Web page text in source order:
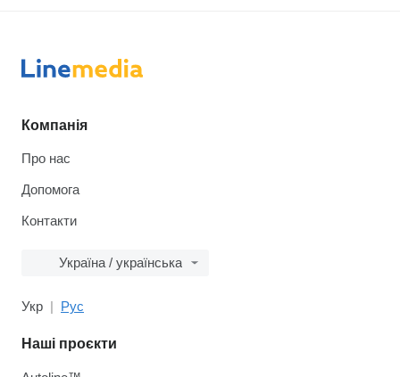
Компанія
Про нас
Допомога
Контакти
Україна / українська
Укр Рус
Наші проєкти